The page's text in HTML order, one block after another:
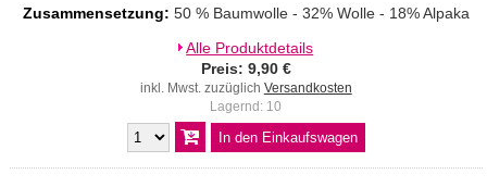
Zusammensetzung: 50 % Baumwolle - 32% Wolle - 18% Alpaka
Alle Produktdetails
Preis: 9,90 €
inkl. Mwst. zuzüglich Versandkosten
Lagernd: 10